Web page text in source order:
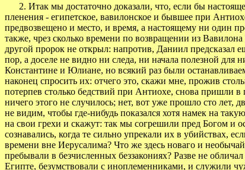
2. Итак мы достаточно доказали, что, если бы
пленения - египетское, вавилонское и бывшее при
предвозвещено и место, и время, а настоящему ни один
также, чрез сколько времени по возвращении из
другой пророк не открыл: напротив, Даниил предсказал
пор, а доселе не видно ни следа, ни начала полезной
Константине и Юлиане, но всякий раз были
наконец спросить их: отчего это, скажи мне, прожив
потерпев столько бедствий при Антиохе, снова пришли
ничего этого не случилось; нет, вот уже прошло сто
не видим, чтобы где-нибудь показался хотя намек на
на свои грехи и скажут: так мы согрешили пред Богом и
сознавались, когда те сильно упрекали их в убийствах,
времени вне Иерусалима? Что же здесь новаго и
пребывали в безчисленных беззакониях? Разве не
Египте, безумствовали с иноплеменниками, и служили